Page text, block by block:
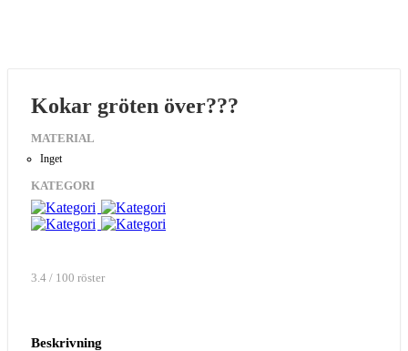
Kokar gröten över???
MATERIAL
Inget
KATEGORI
3.4 / 100 röster
Beskrivning